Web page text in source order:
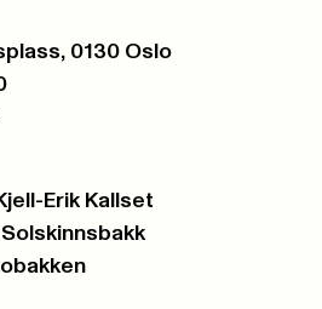
0130 Oslo
Erik Kallset
Solskinnsbakk